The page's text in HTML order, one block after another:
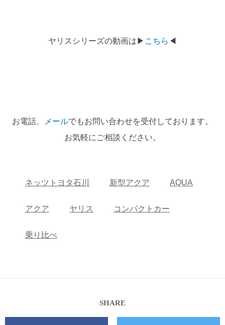
ヤリスシリーズの動画は▶ こちら ◀
お電話、 メールでもお問い合わせを受付しております。
お気軽にご相談ください。
ネッツトヨタ石川 新型アクア AQUA
アクア ヤリス コンパクトカー
乗り比べ
SHARE